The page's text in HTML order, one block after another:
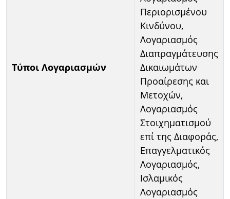
Τύποι Λογαριασμών
Περιορισμένου
Κινδύνου,
Λογαριασμός
Διαπραγμάτευσης
Δικαιωμάτων
Προαίρεσης και
Μετοχών,
Λογαριασμός
Στοιχηματισμού
επί της Διαφοράς,
Επαγγελματικός
Λογαριασμός,
Ισλαμικός
Λογαριασμός